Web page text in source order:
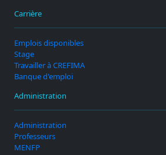
Carrière
Emplois disponibles
Stage
Travailler à CREFIMA
Banque d'emploi
Administration
Administration
Professeurs
MENFP